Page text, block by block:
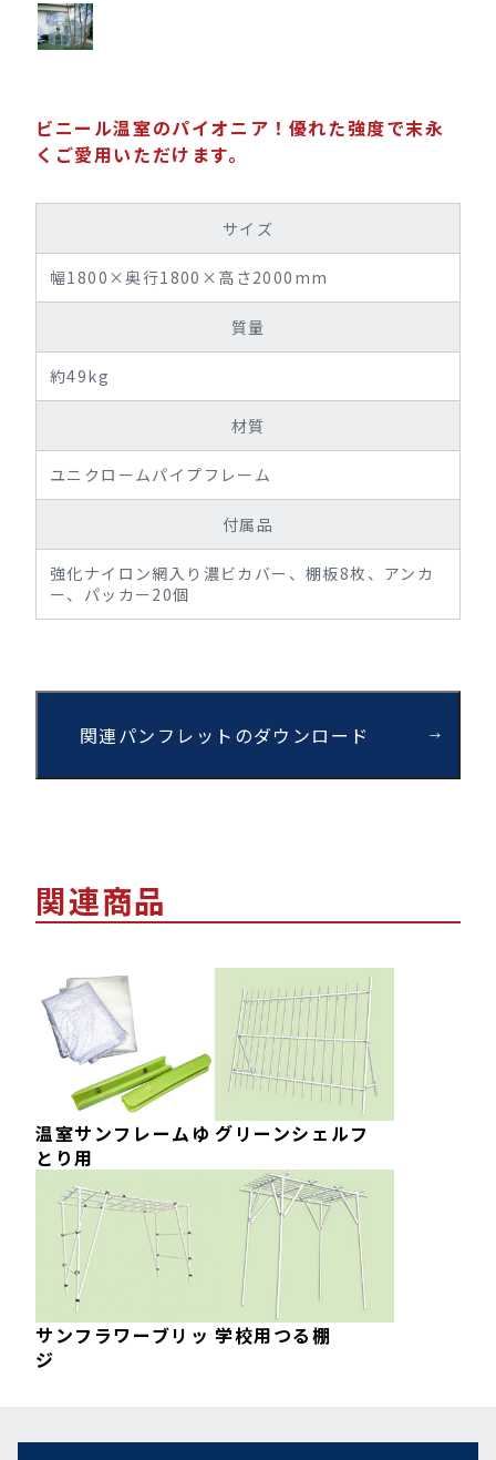
ビニール温室のパイオニア！優れた強度で末永
くご愛用いただけます。
サイズ
幅1800×奥行1800×高さ2000mm
質量
約49kg
材質
ユニクロームパイプフレーム
付属品
強化ナイロン網入り濃ビカバー、棚板8枚、アンカ
ー、パッカー20個
関連パンフレットのダウンロード
関連商品
温室サンフレームゆ
とり用
グリーンシェルフ
サンフラワーブリッ
ジ
学校用つる棚